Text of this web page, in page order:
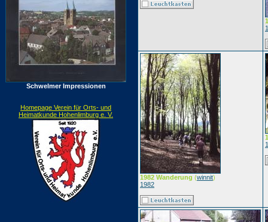
Schwelmer Impressionen
Homepage Verein für Orts- und
Heimatkunde Hohenlimburg e. V.
1982 Wanderung (winnit)
1982